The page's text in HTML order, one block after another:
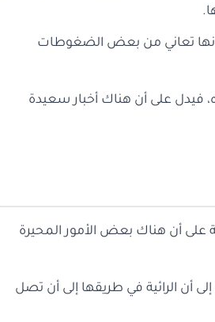
أنها تعاني من بعض الضغوطات
فيدل على أن هناك أخبار سعيدة
على أن هناك بعض الأمور المحيرة
أن الرائية في طريقها إلى أن تصل